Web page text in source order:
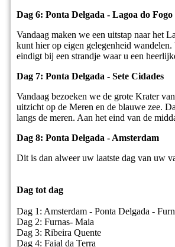
Dag 6: Ponta Delgada - Lagoa do Fogo
Vandaag maken we een uitstap naar het
kunt hier op eigen gelegenheid
eindigt bij een strandje waar u een
Dag 7: Ponta Delgada - Sete Cidades
Vandaag bezoeken we de grote Krater
uitzicht op de Meren en de blauwe zee.
langs de meren. Aan het eind van de
Dag 8: Ponta Delgada - Amsterdam
Dit is dan alweer uw laatste dag van uw
Dag tot dag
Dag 1: Amsterdam - Ponta Delgada -
Dag 2: Furnas- Maia
Dag 3: Ribeira Quente
Dag 4: Faial da Terra